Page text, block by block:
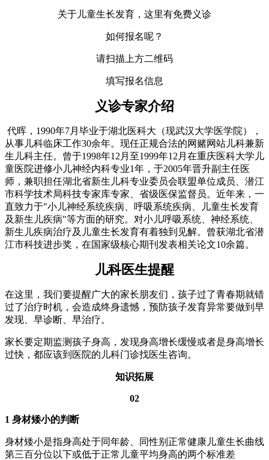
关于儿童生长发育，这里有免费义诊
如何报名呢？
请扫描上方二维码
填写报名信息
义诊专家介绍
代晖，1990年7月毕业于湖北医科大（现武汉大学医学院），
从事儿科临床工作30余年。现任正规合法的网赌网站儿科兼新
生儿科主任。曾于1998年12月至1999年12月在重庆医科大学儿
童医院进修小儿神经内科专业1年，于2005年晋升副主任医
师，兼职担任湖北省新生儿科专业委员会联盟单位成员、潜江
市科学技术局科技专家库专家、省级医保监督员。近年来，一
直致力于"小儿神经系统疾病、呼吸系统疾病、儿童生长发育
及新生儿疾病"等方面的研究。对小儿呼吸系统、神经系统、
新生儿疾病治疗及儿童生长发育有着独到见解。曾获湖北省潜
江市科技进步奖，在国家级核心期刊发表相关论文10余篇。
儿科医生提醒
在这里，我们要提醒广大的家长朋友们，孩子过了青春期就错
过了治疗时机，会造成终身遗憾，预防孩子发育异常要做到早
发现、早诊断、早治疗。
家长要定期监测孩子身高，发现身高增长缓慢或者是身高增长
过快，都应该到医院的儿科门诊找医生咨询。
知识拓展
02
1 身材矮小的判断
身材矮小是指身高处于同年龄、同性别正常健康儿童生长曲线
第三百分位以下或低于正常儿童平均身高的两个标准差